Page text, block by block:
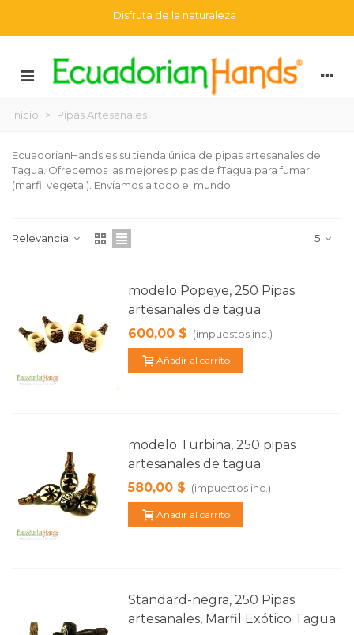
Disfruta de la naturaleza
Inicio > Pipas Artesanales
EcuadorianHands es su tienda única de pipas artesanales de
Tagua. Ofrecemos las mejores pipas de fTagua para fumar
(marfil vegetal). Enviamos a todo el mundo
Relevancia 5
modelo Popeye, 250 Pipas
artesanales de tagua
600,00 $ (impuestos inc.)
Añadir al carrito
modelo Turbina, 250 pipas
artesanales de tagua
580,00 $ (impuestos inc.)
Añadir al carrito
Standard-negra, 250 Pipas
artesanales, Marfil Exótico Tagua